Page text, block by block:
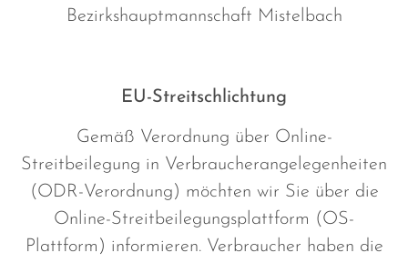
Bezirkshauptmannschaft Mistelbach
EU-Streitschlichtung
Gemäß Verordnung über Online-
Streitbeilegung in Verbraucherangelegenheiten
(ODR-Verordnung) möchten wir Sie über die
Online-Streitbeilegungsplattform (OS-
Plattform) informieren. Verbraucher haben die